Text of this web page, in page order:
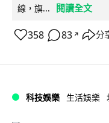
線，旗...
閱讀全文
358 83 ↗ 分
科技娛樂 生活娛樂